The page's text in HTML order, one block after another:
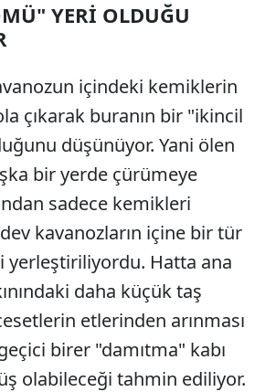
YERİ OLDUĞU
içindeki kemiklerin
çıkarak buranın bir "ikincil
düşünüyor. Yani ölen
bir yerde çürümeye
sadece kemikleri
kavanozların içine bir tür
yerleştiriliyordu. Hatta ana
daha küçük taş
etlerinden arınması
birer "damıtma" kabı
olabileceği tahmin ediliyor.